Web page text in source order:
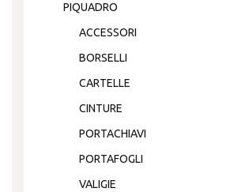
PIQUADRO
ACCESSORI
BORSELLI
CARTELLE
CINTURE
PORTACHIAVI
PORTAFOGLI
VALIGIE